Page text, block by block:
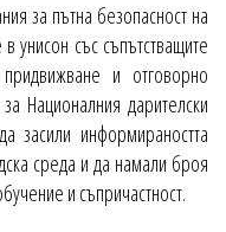
за пътна безопасност на
унисон със съпътстващите
и отговорно
Националния дарителски
засили информираността
среда и да намали броя
и съпричастност.